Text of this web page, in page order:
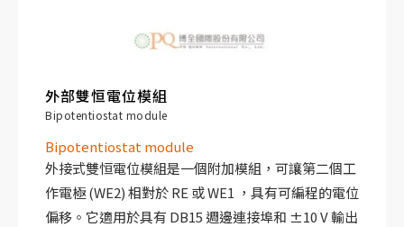
外部雙恒電位模組
Bipotentiostat module
Bipotentiostat module
外接式雙恒電位模組是一個附加模組，可讓第二個工
作電極 (WE2) 相對於 RE 或 WE1 ，具有可編程的電位
偏移。它適用於具有 DB15 週邊連接埠和 ±10 V 輸出